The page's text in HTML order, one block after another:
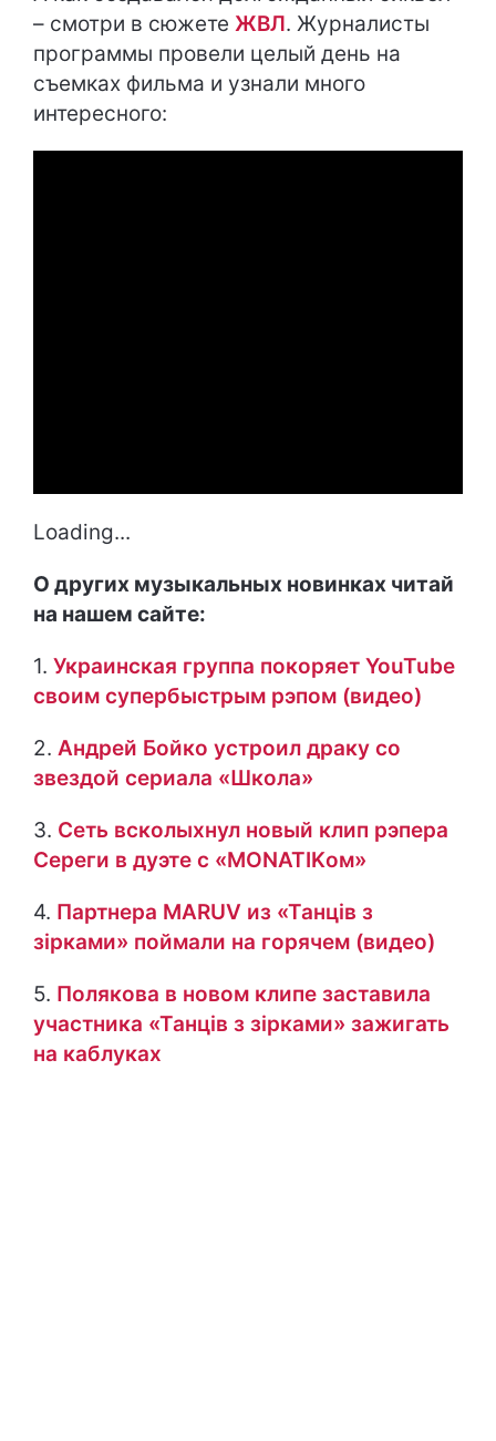
– смотри в сюжете ЖВЛ. Журналисты
программы провели целый день на
съемках фильма и узнали много
интересного:
Loading...
О других музыкальных новинках читай
на нашем сайте:
1. Украинская группа покоряет YouTube
своим супербыстрым рэпом (видео)
2. Андрей Бойко устроил драку со
звездой сериала «Школа»
3. Сеть всколыхнул новый клип рэпера
Сереги в дуэте с «MONATIKом»
4. Партнера MARUV из «Танців з
зірками» поймали на горячем (видео)
5. Полякова в новом клипе заставила
участника «Танців з зірками» зажигать
на каблуках